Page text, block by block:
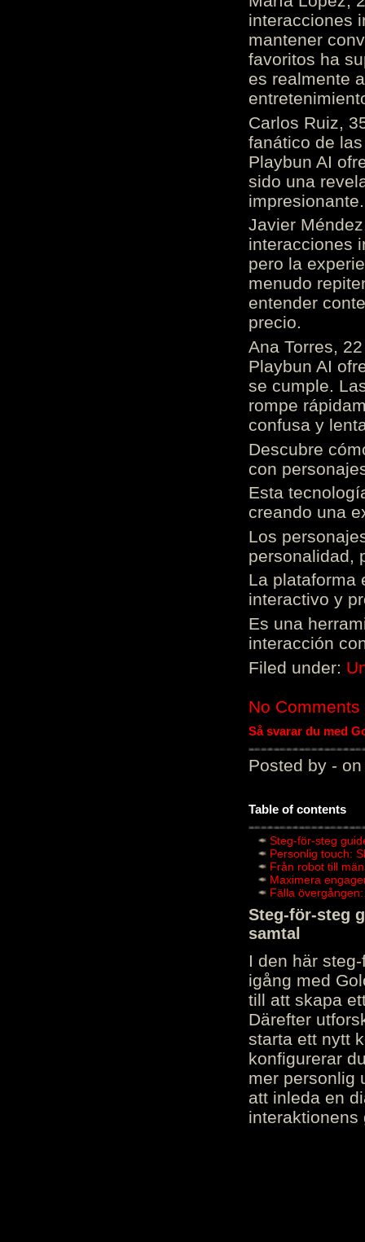
interacciones
mantener
favoritos ha
es realmente
Carlos Ruiz,
fanático de
Playbun AI
sido una
Javier
interacciones
pero la
menudo
entender
precio.
Ana Torres,
Playbun AI
se cumple.
rompe
confusa y
Descubre
con
Esta
creando una
Los
personalidad,
La plataforma
interactivo y
Es una
interacción
Filed under:
No Comments
Så svarar du med
Posted by - on
Table of contents
Steg-för-steg
Personlig touch:
Från robot till
Maximera
Fälla
Steg-för-steg
samtal
I den här
igång med
till att skapa
Därefter
starta ett nytt
konfigurerar
mer personlig
att inleda en
interaktionens